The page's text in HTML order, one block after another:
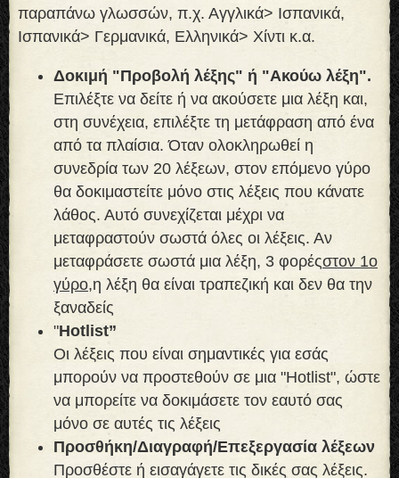
παραπάνω γλωσσών, π.χ. Αγγλικά> Ισπανικά,
Ισπανικά> Γερμανικά, Ελληνικά> Χίντι κ.α.
Δοκιμή "Προβολή λέξης" ή "Ακούω λέξη".
Επιλέξτε να δείτε ή να ακούσετε μια λέξη και,
στη συνέχεια, επιλέξτε τη μετάφραση από ένα
από τα πλαίσια. Όταν ολοκληρωθεί η
συνεδρία των 20 λέξεων, στον επόμενο γύρο
θα δοκιμαστείτε μόνο στις λέξεις που κάνατε
λάθος. Αυτό συνεχίζεται μέχρι να
μεταφραστούν σωστά όλες οι λέξεις. Αν
μεταφράσετε σωστά μια λέξη, 3 φορέςστον 1ο
γύρο,η λέξη θα είναι τραπεζική και δεν θα την
ξαναδείς
"Hotlist”
Οι λέξεις που είναι σημαντικές για εσάς
μπορούν να προστεθούν σε μια "Hotlist", ώστε
να μπορείτε να δοκιμάσετε τον εαυτό σας
μόνο σε αυτές τις λέξεις
Προσθήκη/Διαγραφή/Επεξεργασία λέξεων
Προσθέστε ή εισαγάγετε τις δικές σας λέξεις.